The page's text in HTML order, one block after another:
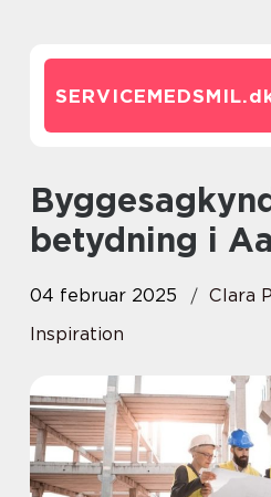
SERVICEMEDSMIL.
Byggesagkyndiges
betydning i
04 februar 2025
Clara
Inspiration